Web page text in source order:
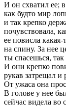
И он схватил ее;
как будто мир
и так крепко
почувствовала,
ее повисла
на спину. За нее
ты спасешься,
И они крепко
рукав затрещал и
От ужаса она
В голове у нее
сейчас видела во